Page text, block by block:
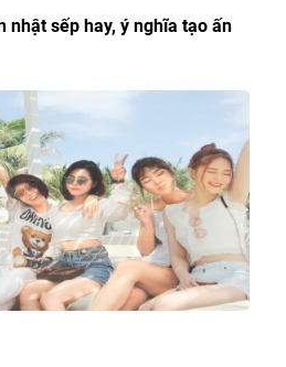
nhật sếp hay, ý nghĩa tạo ấn